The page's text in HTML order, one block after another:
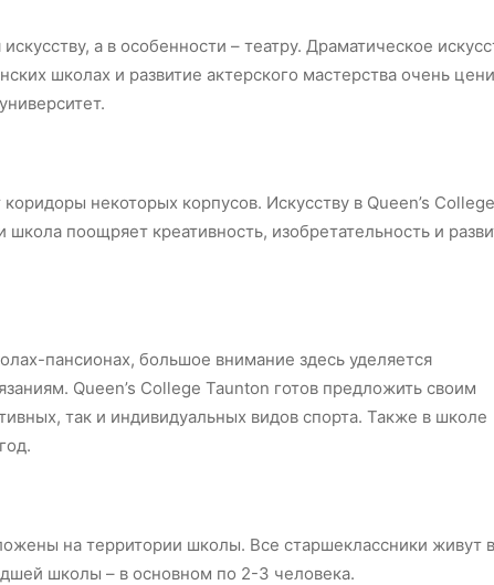
а в особенности – театру. Драматическое
школах и развитие актерского мастерства очень
некоторых корпусов. Искусству в Queen’s College
поощряет креативность, изобретательность и
пансионах, большое внимание здесь уделяется
Queen’s College Taunton готов предложить своим
так и индивидуальных видов спорта. Также в школе
на территории школы. Все старшеклассники живут в
школы – в основном по 2-3 человека.